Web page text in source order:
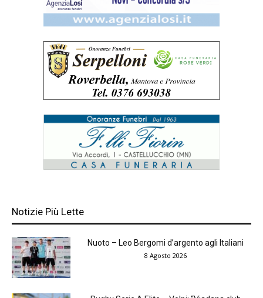
Notizie Più Lette
Nuoto – Leo Bergomi d’argento agli Italiani
8 Agosto 2026